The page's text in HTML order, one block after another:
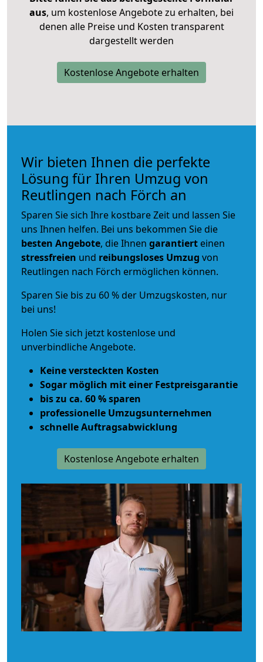
aus, um kostenlose Angebote zu erhalten, bei
denen alle Preise und Kosten transparent
dargestellt werden
Kostenlose Angebote erhalten
Wir bieten Ihnen die perfekte
Lösung für Ihren Umzug von
Reutlingen nach Förch an
Sparen Sie sich Ihre kostbare Zeit und lassen Sie
uns Ihnen helfen. Bei uns bekommen Sie die
besten Angebote, die Ihnen garantiert einen
stressfreien und reibungsloses Umzug von
Reutlingen nach Förch ermöglichen können.
Sparen Sie bis zu 60 % der Umzugskosten, nur
bei uns!
Holen Sie sich jetzt kostenlose und
unverbindliche Angebote.
Keine versteckten Kosten
Sogar möglich mit einer Festpreisgarantie
bis zu ca. 60 % sparen
professionelle Umzugsunternehmen
schnelle Auftragsabwicklung
Kostenlose Angebote erhalten